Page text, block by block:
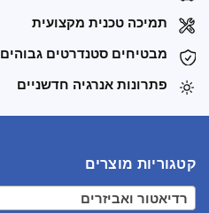
תמיכה טכנית מקצועית
מבטיחים סטנדרטים גבוהים
פתרונות אנרגיה חדשניים
קטגוריות מוצרים
רדיאטור ואביזרים